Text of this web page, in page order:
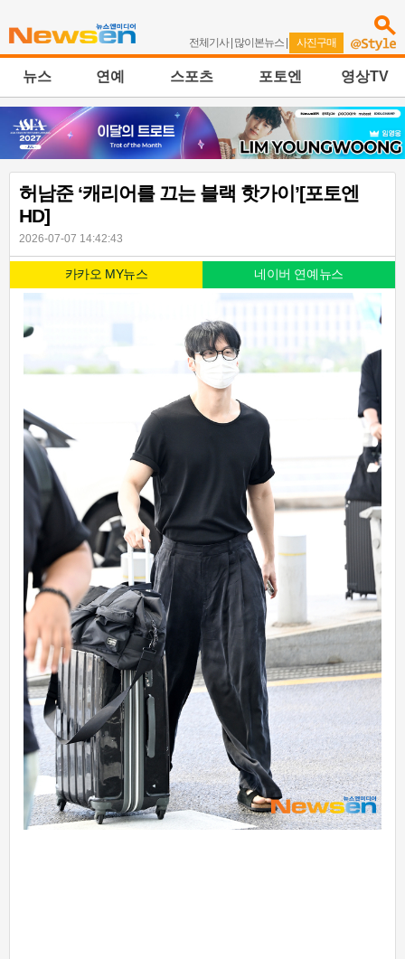
전체기사| 많이본뉴스 | 사진구매
뉴스 연예 스포츠 포토엔 영상TV
허남준 ‘캐리어를 끄는 블랙 핫가이’[포토엔
HD]
2026-07-07 14:42:43
카카오 MY뉴스 네이버 연예뉴스